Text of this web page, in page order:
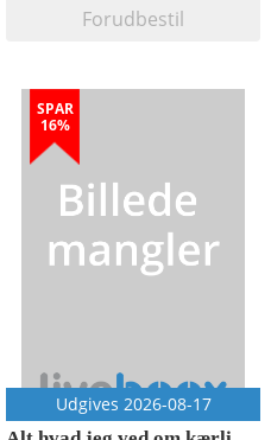
Forudbestil
SPAR
16%
Udgives 2026-08-17